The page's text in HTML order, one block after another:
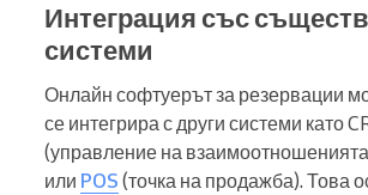
Интеграция със
системи
Онлайн софтуерът за резервации
се интегрира с други системи като
(управление на взаимоотношенията
или POS (точка на продажба). Това